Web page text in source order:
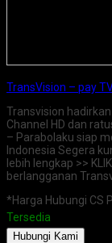
TransVision – pay
Transvision
Channel HD dan
– Parabolaku siap
Indonesia Segera
lebih lengkap >>
berlangganan
*Harga Hubungi CS
Tersedia
Hubungi Kami